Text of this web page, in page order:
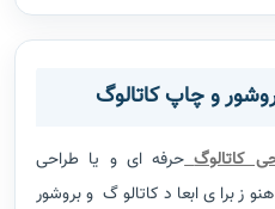
و چاپ کاتالوگ
کاتالوگ حرفه ای و یا طراحی
برای ابعاد کاتالوگ و بروشور